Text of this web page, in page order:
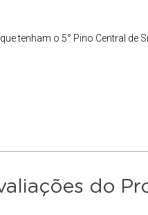
tenham o 5° Pino Central
do